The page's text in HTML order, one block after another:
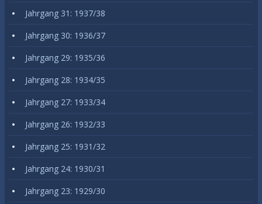
Jahrgang 31: 1937/38
Jahrgang 30: 1936/37
Jahrgang 29: 1935/36
Jahrgang 28: 1934/35
Jahrgang 27: 1933/34
Jahrgang 26: 1932/33
Jahrgang 25: 1931/32
Jahrgang 24: 1930/31
Jahrgang 23: 1929/30